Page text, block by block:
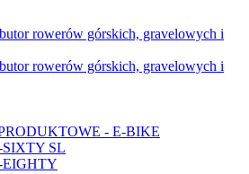
- E-BIKE
SIXTY SL
EIGHTY